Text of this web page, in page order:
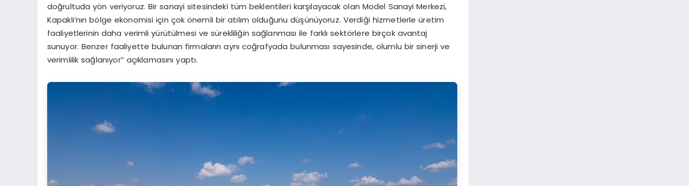
doğrultuda yön veriyoruz. Bir sanayi sitesindeki tüm beklentileri karşılayacak olan Model Sanayi Merkezi,
Kapaklı’nın bölge ekonomisi için çok önemli bir atılım olduğunu düşünüyoruz. Verdiği hizmetlerle üretim
faaliyetlerinin daha verimli yürütülmesi ve sürekliliğin sağlanması ile farklı sektörlere birçok avantaj
sunuyor. Benzer faaliyette bulunan firmaların aynı coğrafyada bulunması sayesinde, olumlu bir sinerji ve
verimlilik sağlanıyor” açıklamasını yaptı.